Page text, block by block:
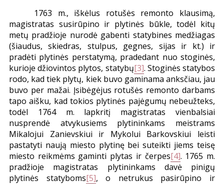
1763 m., iškėlus rotušės remonto klausimą,
magistratas susirūpino ir plytinės būkle, todėl kitų
metų pradžioje nurodė gabenti statybines medžiagas
(šiaudus, skiedras, stulpus, gegnes, sijas ir kt.) ir
pradėti plytinės perstatymą, pradedant nuo stoginės,
kurioje džiovintos plytos, statybų[3]. Stoginės statybos
rodo, kad tiek plytų, kiek buvo gaminama anksčiau, jau
buvo per mažai. Įsibėgėjus rotušės remonto darbams
tapo aišku, kad tokios plytinės pajėgumų nebeužteks,
todėl 1764 m. lapkritį magistratas vienbalsiai
nusprendė atvykusiems plytininkams meistrams
Mikalojui Zanievskiui ir Mykolui Barkovskiui leisti
pastatyti naują miesto plytinę bei suteikti jiems teisę
miesto reikmėms gaminti plytas ir čerpes[4]. 1765 m.
pradžioje magistratas plytininkams davė pinigų
plytinės statyboms[5], o netrukus pasirūpino ir